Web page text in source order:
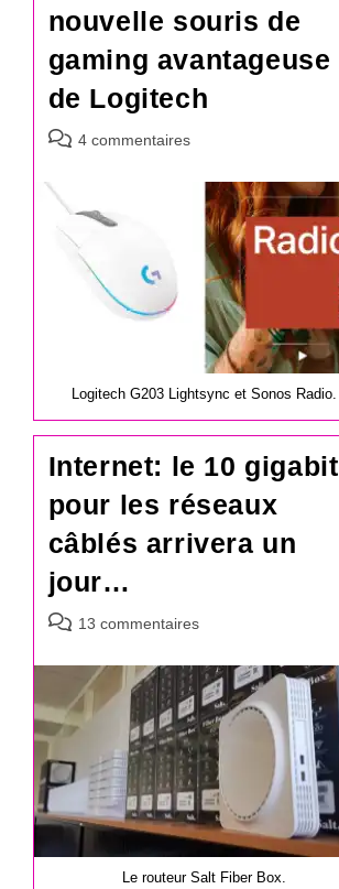
nouvelle souris de
gaming avantageuse
de Logitech
Commentaires
la
publication :
4 commentaires
Logitech G203 Lightsync et Sonos Radio.
Internet: le 10 gigabit
pour les réseaux
câblés arrivera un
jour…
Commentaires
la
publication :
13 commentaires
Le routeur Salt Fiber Box.